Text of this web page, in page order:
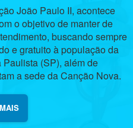
João Paulo II, acontece
o objetivo de manter de
buscando sempre
e gratuito à população da
(SP), além de
a sede da Canção Nova.